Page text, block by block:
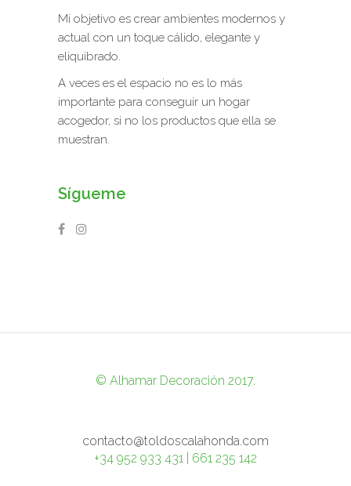
Mi objetivo es crear ambientes modernos y
actual con un toque cálido, elegante y
eliquibrado.
A veces es el espacio no es lo más
importante para conseguir un hogar
acogedor, si no los productos que ella se
muestran.
Sígueme
© Alhamar Decoración 2017.
contacto@toldoscalahonda.com
+34 952 933 431 | 661 235 142